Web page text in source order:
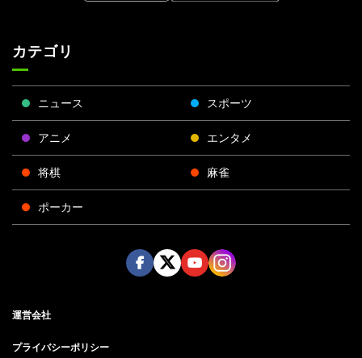
カテゴリ
ニュース スポーツ
アニメ エンタメ
将棋 麻雀
ポーカー
運営会社
プライバシーポリシー